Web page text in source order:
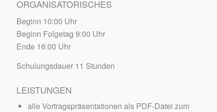
ORGANISATORISCHES
Beginn 10:00 Uhr
Beginn Folgetag 9:00 Uhr
Ende 16:00 Uhr
Schulungsdauer 11 Stunden
LEISTUNGEN
alle Vortragspräsentationen als PDF-Datei zum